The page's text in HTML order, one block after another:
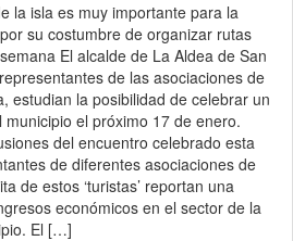
la isla es muy importante para la
su costumbre de organizar rutas
El alcalde de La Aldea de San
de las asociaciones de
estudian la posibilidad de celebrar un
el próximo 17 de enero.
del encuentro celebrado esta
de diferentes asociaciones de
de estos ‘turistas’ reportan una
económicos en el sector de la
El […]